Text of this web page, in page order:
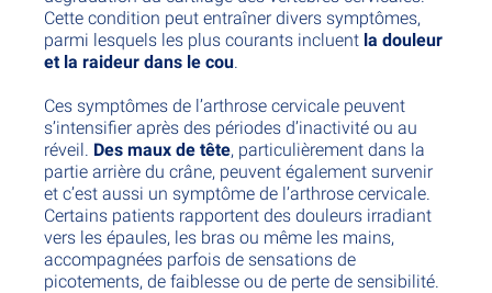
Cette condition peut entraîner divers symptômes,
parmi lesquels les plus courants incluent la douleur
et la raideur dans le cou.
Ces symptômes de l’arthrose cervicale peuvent
s’intensifier après des périodes d’inactivité ou au
réveil. Des maux de tête, particulièrement dans la
partie arrière du crâne, peuvent également survenir
et c’est aussi un symptôme de l’arthrose cervicale.
Certains patients rapportent des douleurs irradiant
vers les épaules, les bras ou même les mains,
accompagnées parfois de sensations de
picotements, de faiblesse ou de perte de sensibilité.